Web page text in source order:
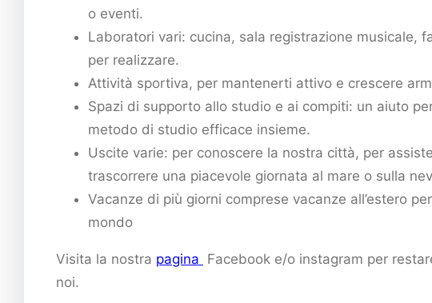
o eventi.
Laboratori vari: cucina, sala registrazione musicale,
per realizzare.
Attività sportiva, per mantenerti attivo e crescere
Spazi di supporto allo studio e ai compiti: un aiuto
metodo di studio efficace insieme.
Uscite varie: per conoscere la nostra città, per
trascorrere una piacevole giornata al mare o sulla
Vacanze di più giorni comprese vacanze all’estero
mondo
Visita la nostra pagina Facebook e/o instagram per
noi.